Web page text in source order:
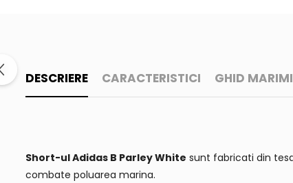
DESCRIERE CARACTERISTICI GHID
Short-ul Adidas B Parley White sunt fabricati din
combate poluarea marina.